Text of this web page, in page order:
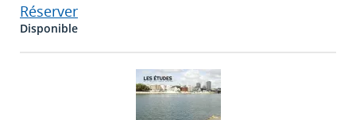
Réserver
Disponible